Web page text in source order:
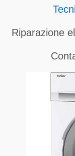
Riparazione